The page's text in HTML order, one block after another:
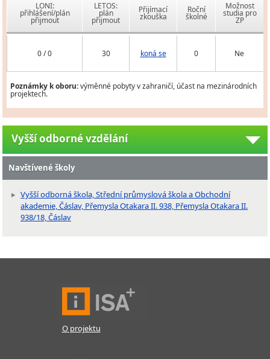
LONI:
přihlášení/plán
přijmout
LETOS:
plán
přijmout
Přijímací
zkouška
Roční
školné
Možnost
studia pro
ZP
0 / 0 30 koná se 0 Ne
Poznámky k oboru:výměnné pobyty v zahraničí, účast na mezinárodních
projektech.
Vyšší odborné vzdělání
Navštívené školy
Vyšší odborná škola, Střední průmyslová škola a Obchodní
akademie, Čáslav, Přemysla Otakara II. 938, Přemysla Otakara II.
938/18, Čáslav
O projektu